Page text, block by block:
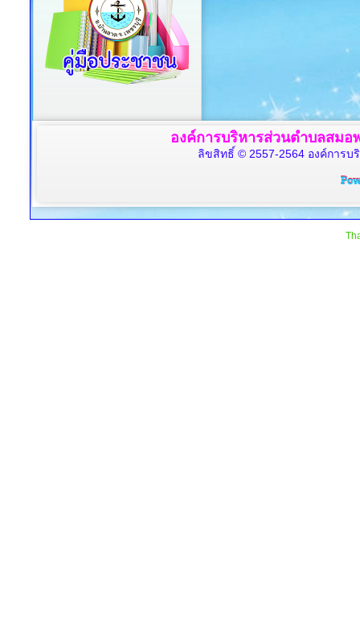
องค์การบริหารส่วนตำบลสมอ
ลิขสิทธิ์ © 2557-2564 องค์การ